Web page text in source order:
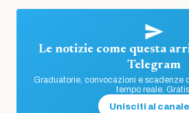
Le notizie come questa
Telegram
Graduatorie, convocazioni e scadenze
tempo reale. Gratis.
Unisciti al